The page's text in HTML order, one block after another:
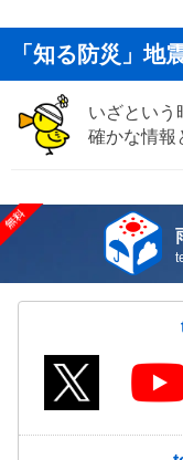
「知る防災」地
いざという
確かな情報